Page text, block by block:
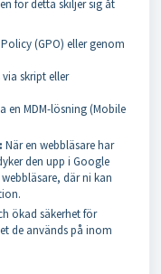
för detta skiljer sig åt
(GPO) eller genom
skript eller
en MDM-lösning (Mobile
När en webbläsare har
den upp i Google
där ni kan
ökad säkerhet för
de används på inom